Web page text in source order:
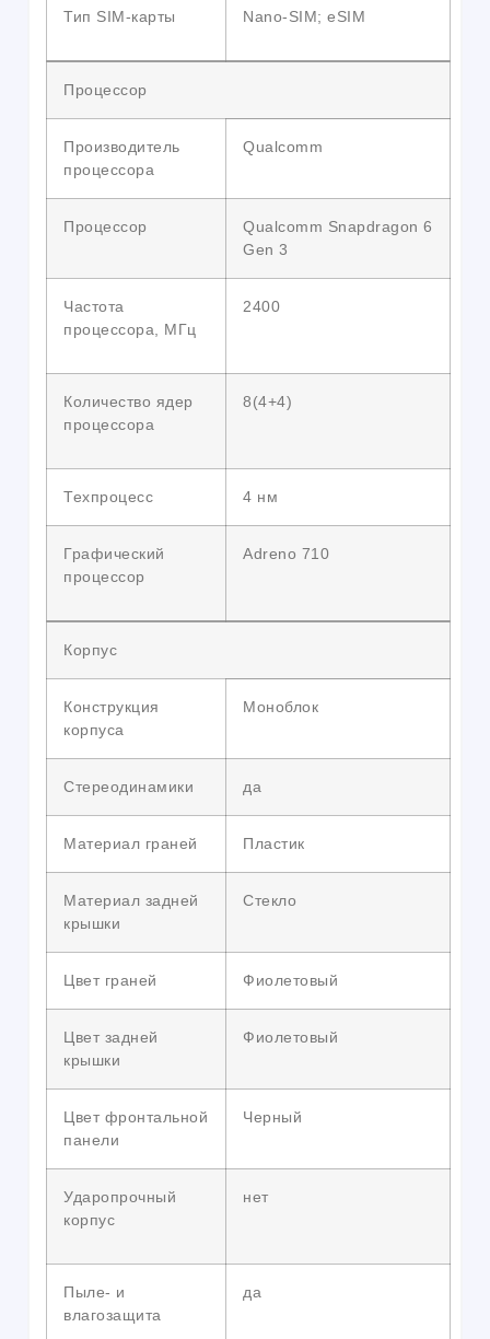
Тип SIM-карты Nano-SIM; eSIM
Процессор
Производитель
процессора
Qualcomm
Процессор
Qualcomm Snapdragon 6
Gen 3
Частота
процессора, МГц
2400
Количество ядер
процессора
8(4+4)
Техпроцесс 4 нм
Графический
процессор
Adreno 710
Корпус
Конструкция
корпуса
Моноблок
Стереодинамики да
Материал граней Пластик
Материал задней
крышки
Стекло
Цвет граней Фиолетовый
Цвет задней
крышки
Фиолетовый
Цвет фронтальной
панели
Черный
Ударопрочный
корпус
нет
Пыле- и
влагозащита
да